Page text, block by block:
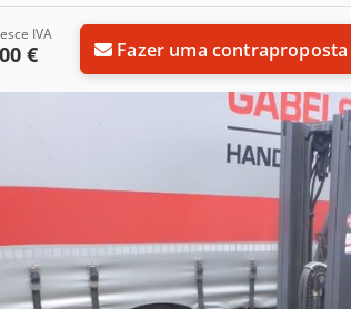
IVA
€ Fazer uma contraproposta